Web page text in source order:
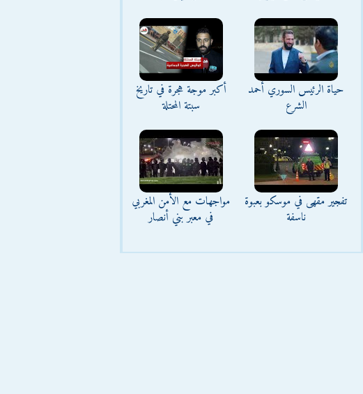
حياة الرئيس السوري أحمد
الشرع
أكبر موجة هجرة في تاريخ
سبتة المحتلة
تفجير مقهى في موسكو بعبوة
ناسفة
مواجهات مع الأمن المغربي
في معبر بني أنصار